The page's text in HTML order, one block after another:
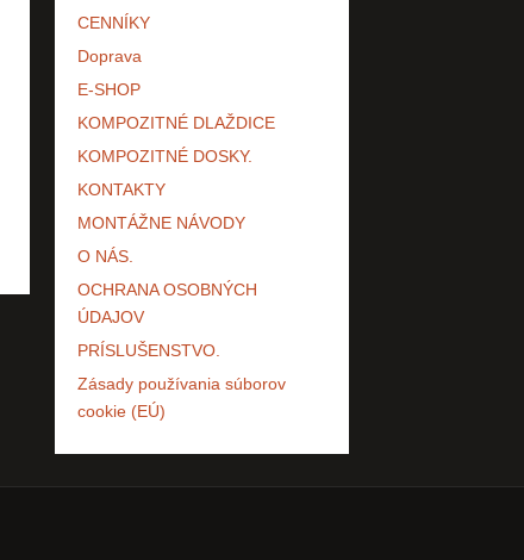
CENNÍKY
Doprava
E-SHOP
KOMPOZITNÉ DLAŽDICE
KOMPOZITNÉ DOSKY.
KONTAKTY
MONTÁŽNE NÁVODY
O NÁS.
OCHRANA OSOBNÝCH
ÚDAJOV
PRÍSLUŠENSTVO.
Zásady používania súborov
cookie (EÚ)